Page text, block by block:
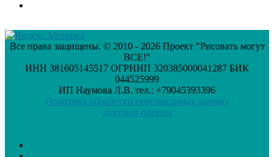
Все права защищены. © 2010 - 2026 Проект "Рисовать могут
ВСЕ!"
ИНН 381605145517 ОГРНИП 320385000041287 БИК
044525999
ИП Наумова Л.В. тел.: +79045393396
Политика обработки персональных данных
Договор оферты